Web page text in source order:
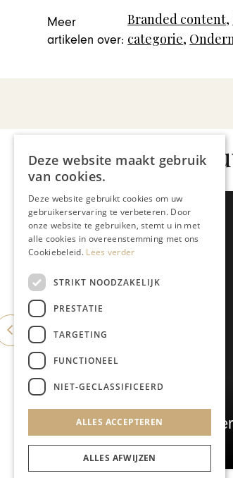
Meer
artikelen over:
Branded content,
categorie,
Gerelateerd
ES&C opent eigen
Atelier
Deze website maakt gebruik
van cookies.
Deze website gebruikt cookies om uw
gebruikerservaring te verbeteren. Door
onze website te gebruiken, stemt u in met
alle cookies in overeenstemming met ons
Cookiebeleid. Lees verder
STRIKT NOODZAKELIJK
PRESTATIE
TARGETING
FUNCTIONEEL
NIET-GECLASSIFICEERD
ALLES ACCEPTEREN
ALLES AFWIJZEN